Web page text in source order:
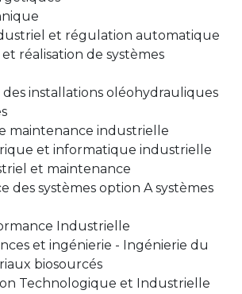
et régulation automatique
réalisation de systèmes
des installations oléohydrauliques
maintenance industrielle
et informatique industrielle
et maintenance
des systèmes option A systèmes
Industrielle
et ingénierie - Ingénierie du
biosourcés
Technologique et Industrielle